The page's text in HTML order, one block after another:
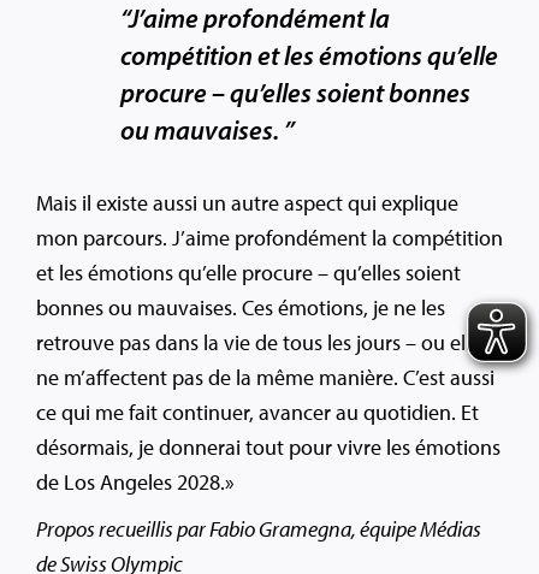
“J’aime profondément la
compétition et les émotions qu’elle
procure – qu’elles soient bonnes
ou mauvaises. ”
Mais il existe aussi un autre aspect qui explique
mon parcours. J’aime profondément la compétition
et les émotions qu’elle procure – qu’elles soient
bonnes ou mauvaises. Ces émotions, je ne les
retrouve pas dans la vie de tous les jours – ou elles
ne m’affectent pas de la même manière. C’est aussi
ce qui me fait continuer, avancer au quotidien. Et
désormais, je donnerai tout pour vivre les émotions
de Los Angeles 2028.»
Propos recueillis par Fabio Gramegna, équipe Médias
de Swiss Olympic